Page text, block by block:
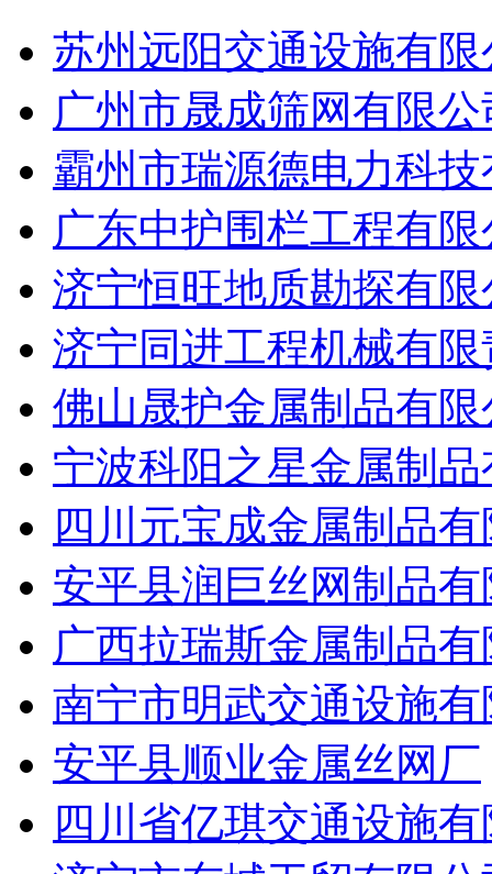
苏州远阳交通设施有限
广州市晟成筛网有限公
霸州市瑞源德电力科
广东中护围栏工程有
济宁恒旺地质勘探有限
济宁同进工程机械有
佛山晟护金属制品有限
宁波科阳之星金属制
四川元宝成金属制品
安平县润巨丝网制品
广西拉瑞斯金属制品
南宁市明武交通设施
安平县顺业金属丝网厂
四川省亿琪交通设施